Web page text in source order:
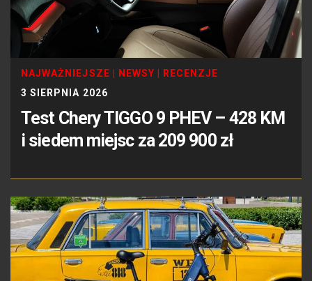
NAJWAŻNIEJSZE NEWSY
RECENZJE
3 SIERPNIA 2026
Test Chery TIGGO 9 PHEV – 428 KM
i siedem miejsc za 209 900 zł